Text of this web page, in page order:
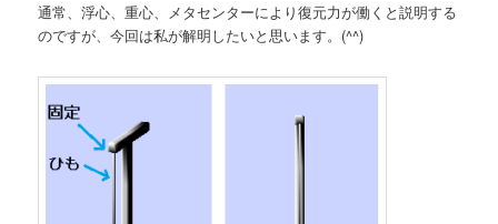
通常、浮心、重心、メタセンターにより復元力が働くと説明する
のですが、今回は私が解明したいと思います。(^^)